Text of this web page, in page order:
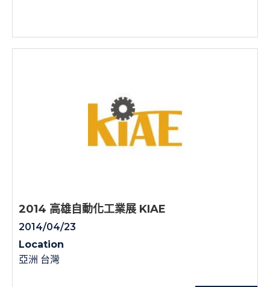
2014 高雄自動化工業展 KIAE
2014/04/23
Location
亞洲 台灣